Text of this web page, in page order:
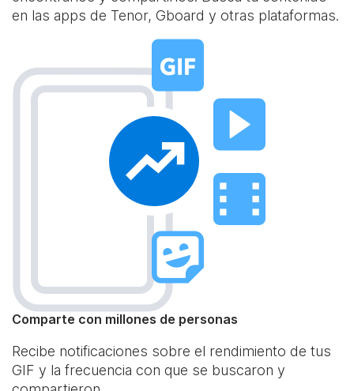
en las apps de Tenor, Gboard y otras plataformas.
Comparte con millones de personas
Recibe notificaciones sobre el rendimiento de tus
GIF y la frecuencia con que se buscaron y